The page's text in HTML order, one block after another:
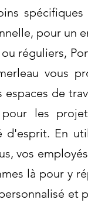
pour un
réguliers,
vous
de
les
En
vos
là pour y
et